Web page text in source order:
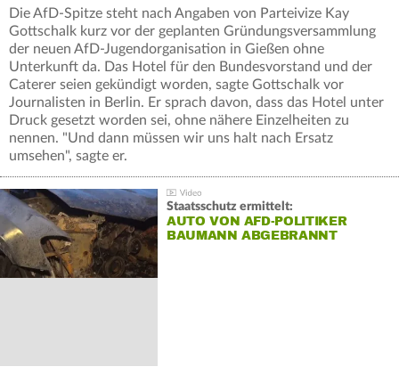
Die AfD-Spitze steht nach Angaben von Parteivize Kay
Gottschalk kurz vor der geplanten Gründungsversammlung
der neuen AfD-Jugendorganisation in Gießen ohne
Unterkunft da. Das Hotel für den Bundesvorstand und der
Caterer seien gekündigt worden, sagte Gottschalk vor
Journalisten in Berlin. Er sprach davon, dass das Hotel unter
Druck gesetzt worden sei, ohne nähere Einzelheiten zu
nennen. "Und dann müssen wir uns halt nach Ersatz
umsehen", sagte er.
Staatsschutz ermittelt:
AUTO VON AFD-POLITIKER
BAUMANN ABGEBRANNT